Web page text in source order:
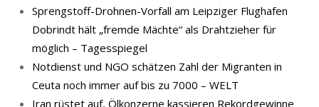
Sprengstoff-Drohnen-Vorfall am Leipziger Flughafen
Dobrindt hält „fremde Mächte“ als Drahtzieher für
möglich – Tagesspiegel
Notdienst und NGO schätzen Zahl der Migranten in
Ceuta noch immer auf bis zu 7000 – WELT
Iran rüstet auf, Ölkonzerne kassieren Rekordgewinne